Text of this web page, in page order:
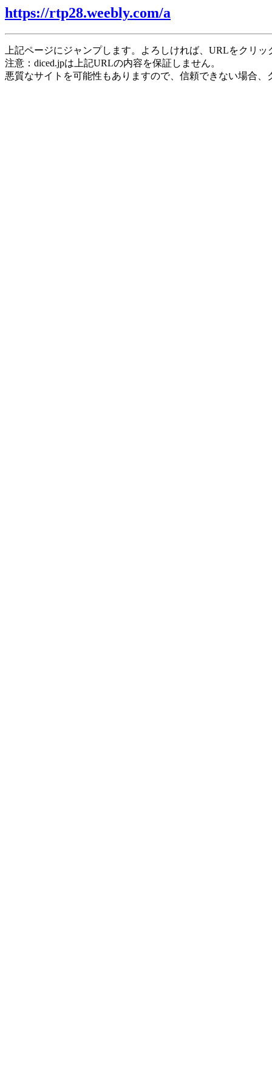
https://rtp28.weebly.com/a
上記ページにジャンプします。よろしければ、URLをクリ
注意：diced.jpは上記URLの内容を保証しません。
悪質なサイトを可能性もありますので、信頼できない場合、